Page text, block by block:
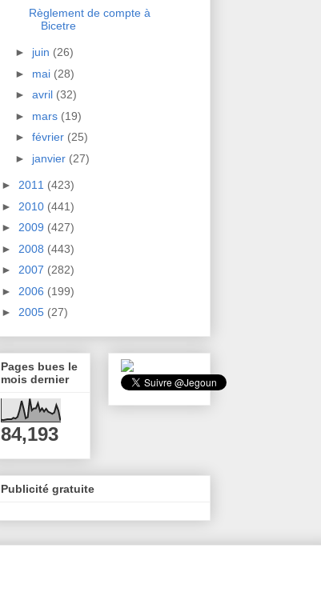
Règlement de compte à
Bicetre
► juin (26)
► mai (28)
► avril (32)
► mars (19)
► février (25)
► janvier (27)
► 2011 (423)
► 2010 (441)
► 2009 (427)
► 2008 (443)
► 2007 (282)
► 2006 (199)
► 2005 (27)
Pages bues le
mois dernier
84,193
Publicité gratuite